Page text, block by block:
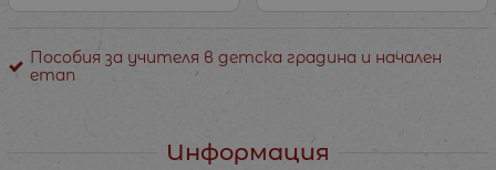
Пособия за учителя в детска градина и начален
етап
Информация